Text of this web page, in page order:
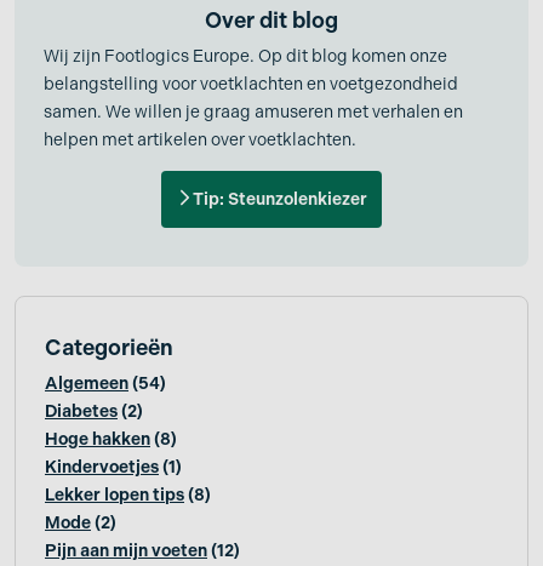
Over dit blog
Wij zijn Footlogics Europe. Op dit blog komen onze
belangstelling voor voetklachten en voetgezondheid
samen. We willen je graag amuseren met verhalen en
helpen met artikelen over voetklachten.
Tip: Steunzolenkiezer
Categorieën
Algemeen(54)
Diabetes(2)
Hoge hakken(8)
Kindervoetjes(1)
Lekker lopen tips(8)
Mode(2)
Pijn aan mijn voeten(12)